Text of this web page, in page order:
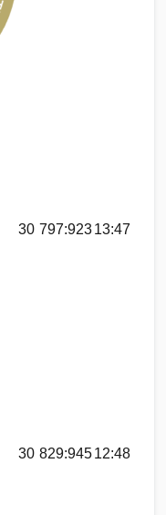
30 797:92313:47
30 829:94512:48